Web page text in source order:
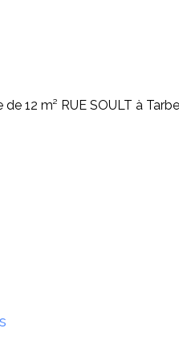
12 m² RUE SOULT à